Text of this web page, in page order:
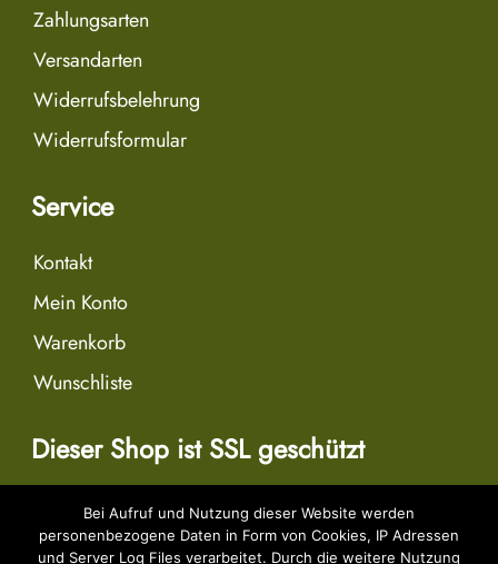
Zahlungsarten
Versandarten
Widerrufsbelehrung
Widerrufsformular
Service
Kontakt
Mein Konto
Warenkorb
Wunschliste
Dieser Shop ist SSL geschützt
Bei Aufruf und Nutzung dieser Website werden
personenbezogene Daten in Form von Cookies, IP Adressen
und Server Log Files verarbeitet. Durch die weitere Nutzung